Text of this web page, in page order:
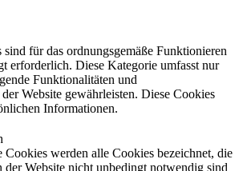
für das ordnungsgemäße Funktionieren
erforderlich. Diese Kategorie umfasst nur
Funktionalitäten und
Website gewährleisten. Diese Cookies
Informationen.
werden alle Cookies bezeichnet, die
der Website nicht unbedingt notwendig sind